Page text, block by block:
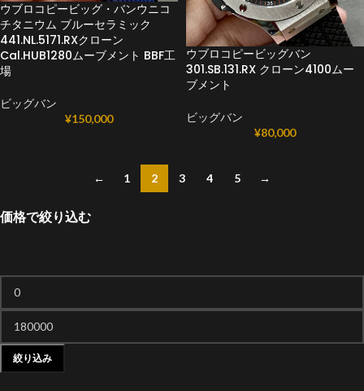
価格で絞り込む
絞り込み
ウブロコピービッグ・バンウニコ
チタニウム ブルーセラミック
441.NL.5171.RXクローン
Cal.HUB1280ムーブメント BBF工
場
ビッグバン
¥150,000
ウブロコピービッグバン
301.SB.131.RX クローン4100ムー
ブメント
ビッグバン
¥80,000
← 1 2 3 4 5 →